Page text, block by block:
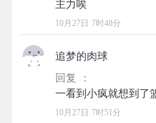
10月27日 7时48分
追梦的肉球
回复 ：
10月27日 7时51分